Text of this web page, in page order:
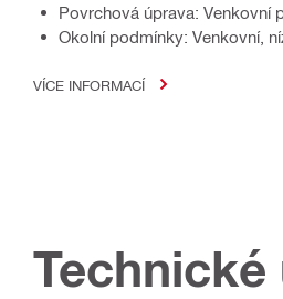
Povrchová úprava: Venkovní
Okolní podmínky: Venkovní,
VÍCE INFORMACÍ
Technické